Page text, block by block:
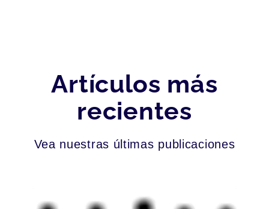
Artículos más
recientes
Vea nuestras últimas publicaciones